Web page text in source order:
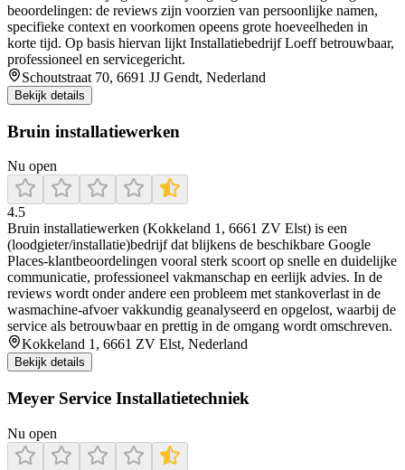
beoordelingen: de reviews zijn voorzien van persoonlijke namen,
specifieke context en voorkomen opeens grote hoeveelheden in
korte tijd. Op basis hiervan lijkt Installatiebedrijf Loeff betrouwbaar,
professioneel en servicegericht.
Schoutstraat 70, 6691 JJ Gendt, Nederland
Bekijk details
Bruin installatiewerken
Nu open
4.5
Bruin installatiewerken (Kokkeland 1, 6661 ZV Elst) is een
(loodgieter/installatie)bedrijf dat blijkens de beschikbare Google
Places-klantbeoordelingen vooral sterk scoort op snelle en duidelijke
communicatie, professioneel vakmanschap en eerlijk advies. In de
reviews wordt onder andere een probleem met stankoverlast in de
wasmachine-afvoer vakkundig geanalyseerd en opgelost, waarbij de
service als betrouwbaar en prettig in de omgang wordt omschreven.
Kokkeland 1, 6661 ZV Elst, Nederland
Bekijk details
Meyer Service Installatietechniek
Nu open